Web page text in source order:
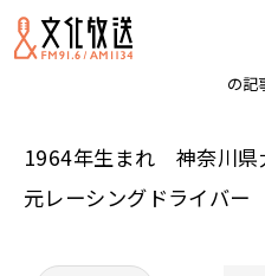
の記
1964年生まれ 神奈川県
元レーシングドライバー